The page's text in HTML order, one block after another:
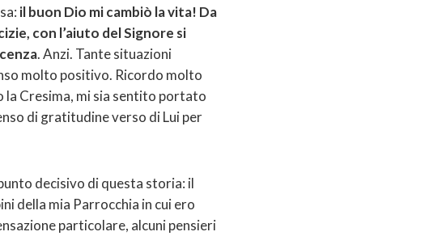
il buon Dio mi cambiò la vita! Da
con l’aiuto del Signore si
. Anzi. Tante situazioni
molto positivo. Ricordo molto
la Cresima, mi sia sentito portato
di gratitudine verso di Lui per
decisivo di questa storia: il
della mia Parrocchia in cui ero
particolare, alcuni pensieri